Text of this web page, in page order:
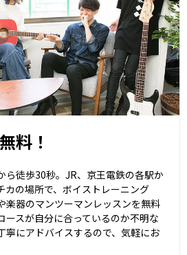
料！
ら徒歩30秒。JR、京王電鉄の各駅か
カの場所で、ボイストレーニング
楽器のマンツーマンレッスンを無料
ースが自分に合っているのか不明な
寧にアドバイスするので、気軽にお